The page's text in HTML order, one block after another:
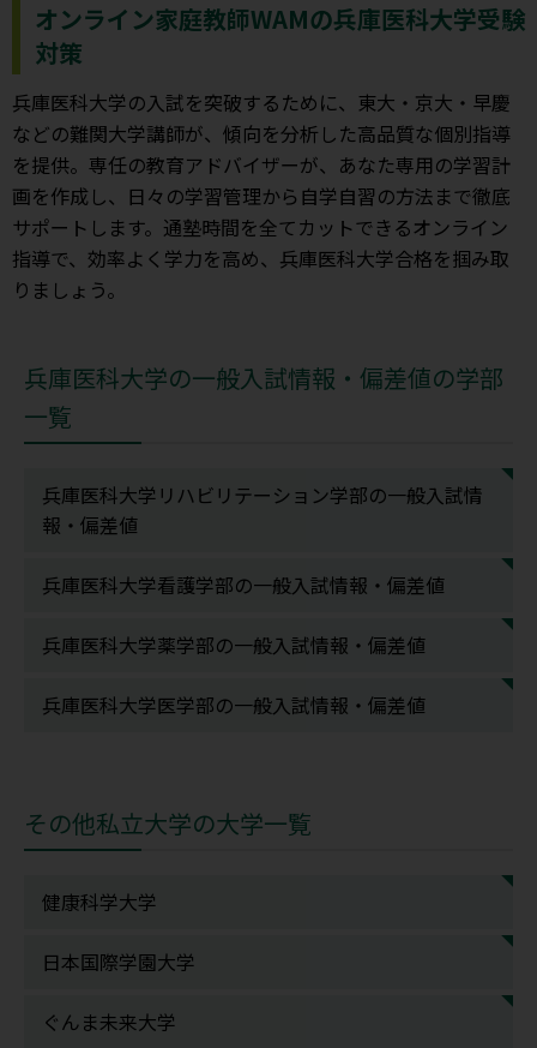
オンライン家庭教師WAMの兵庫医科大学受験
対策
兵庫医科大学の入試を突破するために、東大・京大・早慶
などの難関大学講師が、傾向を分析した高品質な個別指導
を提供。専任の教育アドバイザーが、あなた専用の学習計
画を作成し、日々の学習管理から自学自習の方法まで徹底
サポートします。通塾時間を全てカットできるオンライン
指導で、効率よく学力を高め、兵庫医科大学合格を掴み取
りましょう。
兵庫医科大学の一般入試情報・偏差値の学部
一覧
兵庫医科大学リハビリテーション学部の一般入試情
報・偏差値
兵庫医科大学看護学部の一般入試情報・偏差値
兵庫医科大学薬学部の一般入試情報・偏差値
兵庫医科大学医学部の一般入試情報・偏差値
その他私立大学の大学一覧
健康科学大学
日本国際学園大学
ぐんま未来大学